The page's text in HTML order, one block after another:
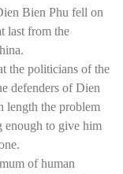
Bien Phu fell on
last from the
the politicians of the
defenders of Dien
length the problem
enough to give him
of human